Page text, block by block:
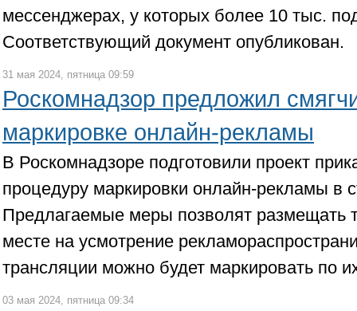
мессенджерах, у которых более 10 тыс.
Соответствующий документ опубликован.
31 мая 2024, пятница 09:59
Роскомнадзор предложил
маркировке онлайн-рекламы
В Роскомнадзоре подготовили проект
процедуру маркировки онлайн-рекламы в
Предлагаемые меры позволят размещать
месте на усмотрение
трансляции можно будет маркировать по
03 мая 2024, пятница 09:34